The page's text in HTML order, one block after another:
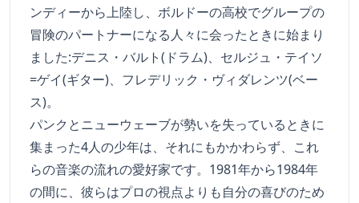
ンディーから上陸し、ボルドーの高校でグループの
冒険のパートナーになる人々に会ったときに始まり
ました:デニス・バルト(ドラム)、セルジュ・テイソ
=ゲイ(ギター)、フレデリック・ヴィダレンツ(ベー
ス)。
パンクとニューウェーブが勢いを失っているときに
集まった4人の少年は、それにもかかわらず、これ
らの音楽の流れの愛好家です。1981年から1984年
の間に、彼らはプロの視点よりも自分の喜びのため